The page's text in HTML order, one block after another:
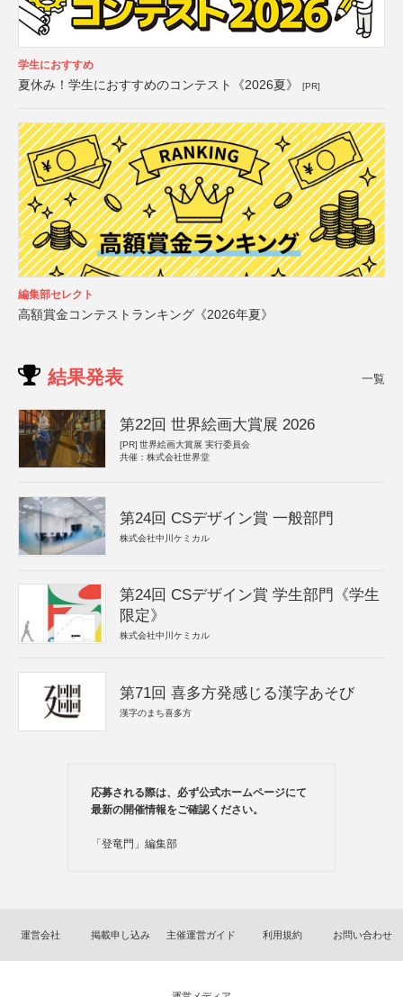
学生におすすめ
夏休み！学生におすすめのコンテスト《2026夏》 [PR]
編集部セレクト
高額賞金コンテストランキング《2026年夏》
結果発表 一覧
第22回 世界絵画大賞展 2026
[PR] 世界絵画大賞展 実行委員会
共催：株式会社世界堂
第24回 CSデザイン賞 一般部門
株式会社中川ケミカル
第24回 CSデザイン賞 学生部門《学生
限定》
株式会社中川ケミカル
第71回 喜多方発感じる漢字あそび
漢字のまち喜多方
応募される際は、必ず公式ホームページにて
最新の開催情報をご確認ください。
「登竜門」編集部
運営会社 掲載申し込み 主催運営ガイド 利用規約 お問い合わせ